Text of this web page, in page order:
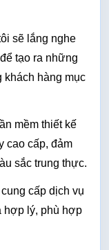
sẽ lắng nghe
tạo ra những
hàng mục
mềm thiết kế
cao cấp, đảm
sắc trung thực.
cấp dịch vụ
hợp lý, phù hợp